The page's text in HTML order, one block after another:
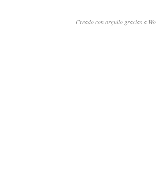
Creado con orgullo gracias a